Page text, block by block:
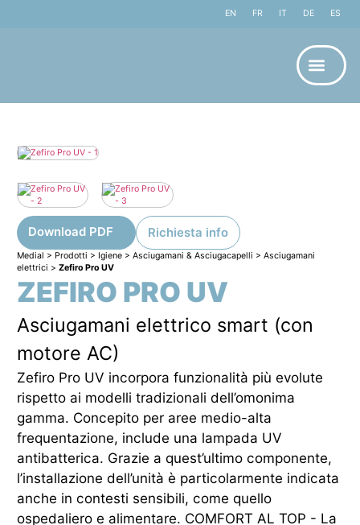
EN FR IT DE ES
Medial > Prodotti > Igiene> Asciugamani & Asciugacapelli > Asciugamani
elettrici > Zefiro Pro UV
ZEFIRO PRO UV
Asciugamani elettrico smart (con
motore AC)
Zefiro Pro UV incorpora funzionalità più evolute
rispetto ai modelli tradizionali dell’omonima
gamma. Concepito per aree medio-alta
frequentazione, include una lampada UV
antibatterica. Grazie a quest’ultimo componente,
l’installazione dell’unità è particolarmente indicata
anche in contesti sensibili, come quello
ospedaliero e alimentare. COMFORT AL TOP - La
Download PDF Richiesta info